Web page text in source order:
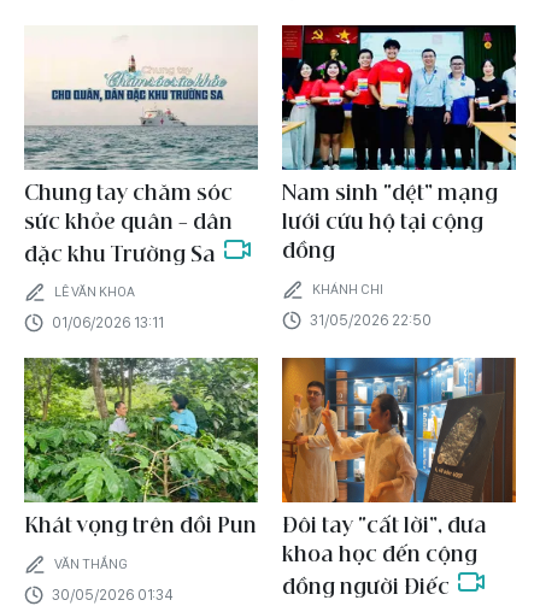
Chung tay chăm sóc
sức khỏe quân – dân
đặc khu Trường Sa
LÊ VĂN KHOA
01/06/2026 13:11
Nam sinh “dệt” mạng
lưới cứu hộ tại cộng
đồng
KHÁNH CHI
31/05/2026 22:50
Khát vọng trên đồi Pun
VĂN THẮNG
30/05/2026 01:34
Đôi tay “cất lời”, đưa
khoa học đến cộng
đồng người Điếc